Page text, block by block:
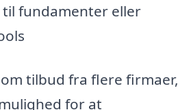
fundamenter eller
tilbud fra flere firmaer,
for at